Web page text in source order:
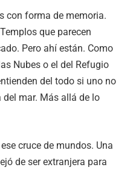
con forma de memoria.
que parecen
Pero ahí están. Como
Nubes o el del Refugio
del todo si uno no
mar. Más allá de lo
cruce de mundos. Una
de ser extranjera para